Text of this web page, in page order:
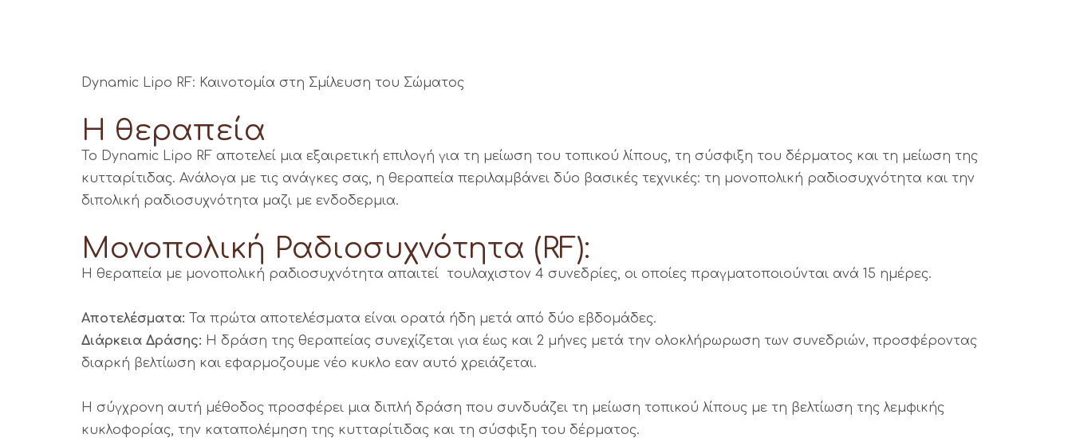
Dynamic Lipo RF: Καινοτομία στη Σμίλευση του Σώματος
Η θεραπεία
Το Dynamic Lipo RF αποτελεί μια εξαιρετική επιλογή για τη μείωση του τοπικού λίπους, τη σύσφιξη του δέρματος και τη μείωση της
κυτταρίτιδας. Ανάλογα με τις ανάγκες σας, η θεραπεία περιλαμβάνει δύο βασικές τεχνικές: τη μονοπολική ραδιοσυχνότητα και την
διπολική ραδιοσυχνότητα μαζι με ενδοδερμια.
Μονοπολική Ραδιοσυχνότητα (RF):
Η θεραπεία με μονοπολική ραδιοσυχνότητα απαιτεί τουλαχιστον 4 συνεδρίες, οι οποίες πραγματοποιούνται ανά 15 ημέρες.
Αποτελέσματα: Τα πρώτα αποτελέσματα είναι ορατά ήδη μετά από δύο εβδομάδες.
Διάρκεια Δράσης: Η δράση της θεραπείας συνεχίζεται για έως και 2 μήνες μετά την ολοκλήρωρωση των συνεδριών, προσφέροντας
διαρκή βελτίωση και εφαρμοζουμε νέο κυκλο εαν αυτό χρειάζεται.
Η σύγχρονη αυτή μέθοδος προσφέρει μια διπλή δράση που συνδυάζει τη μείωση τοπικού λίπους με τη βελτίωση της λεμφικής
κυκλοφορίας, την καταπολέμηση της κυτταρίτιδας και τη σύσφιξη του δέρματος.